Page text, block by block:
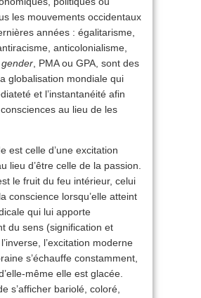
les mouvements occidentaux
années : égalitarisme,
anticolonialisme,
gender , PMA ou GPA, sont des
globalisation mondiale qui
et l’instantanéité afin
au lieu de les
est celle d’une excitation
lieu d’être celle de la passion.
le fruit du feu intérieur, celui
conscience lorsqu’elle atteint
qui lui apporte
du sens (signification et
l’excitation moderne
s’échauffe constamment,
même elle est glacée.
s’afficher bariolé, coloré,